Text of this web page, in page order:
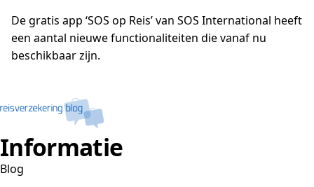
De gratis app ‘SOS op Reis’ van SOS International heeft
een aantal nieuwe functionaliteiten die vanaf nu
beschikbaar zijn.
Informatie
Blog